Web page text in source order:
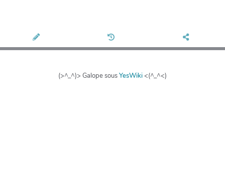
(>^_^)> Galope sousYesWiki<(^_^<)